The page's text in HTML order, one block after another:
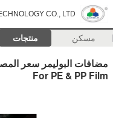
CO., LTD.
مسكن منتجات
For PE & PP Film